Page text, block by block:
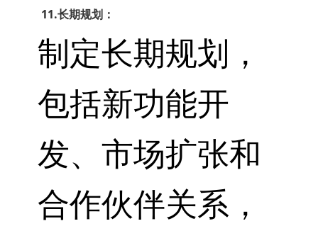
11.长期规划：
制定长期规划，
包括新功能开
发、市场扩张和
合作伙伴关系，